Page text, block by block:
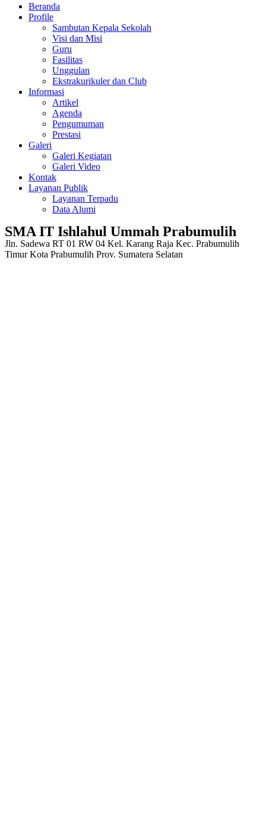
Beranda
Profile
Sambutan Kepala Sekolah
Visi dan Misi
Guru
Fasilitas
Unggulan
Ekstrakurikuler dan Club
Informasi
Artikel
Agenda
Pengumuman
Prestasi
Galeri
Galeri Kegiatan
Galeri Video
Kontak
Layanan Publik
Layanan Terpadu
Data Alumi
SMA IT Ishlahul Ummah Prabumulih
Jln. Sadewa RT 01 RW 04 Kel. Karang Raja Kec. Prabumulih
Timur Kota Prabumulih Prov. Sumatera Selatan